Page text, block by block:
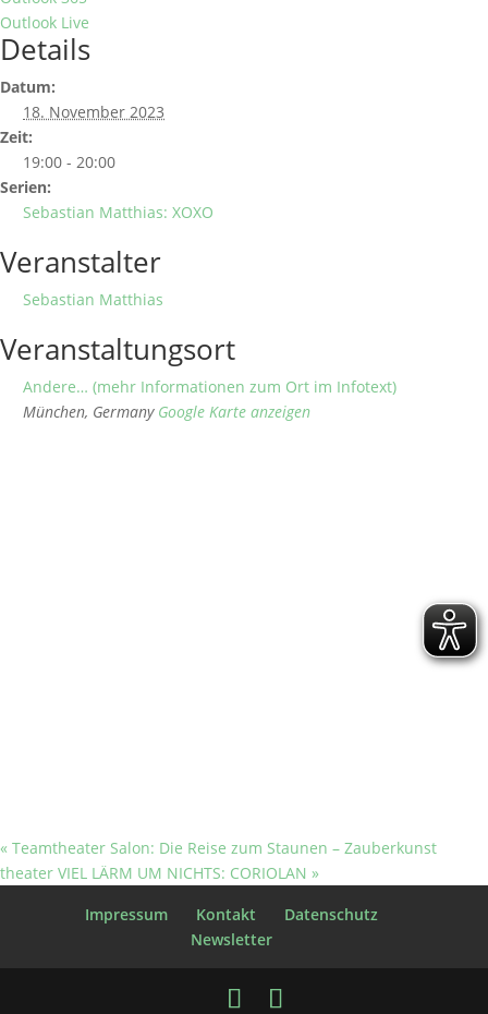
Outlook Live
Details
Datum:
18. November 2023
Zeit:
19:00 - 20:00
Serien:
Sebastian Matthias: XOXO
Veranstalter
Sebastian Matthias
Veranstaltungsort
Andere… (mehr Informationen zum Ort im Infotext)
München, Germany Google Karte anzeigen
« Teamtheater Salon: Die Reise zum Staunen – Zauberkunst
theater VIEL LÄRM UM NICHTS: CORIOLAN »
Impressum
Kontakt
Datenschutz
Newsletter